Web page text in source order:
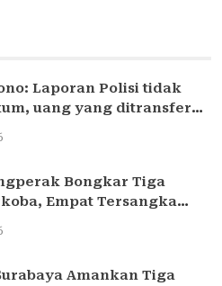
Laporan Polisi tidak
uang yang ditransfer
tidak sampai 1,7
Bongkar Tiga
Empat Tersangka
Amankan Tiga